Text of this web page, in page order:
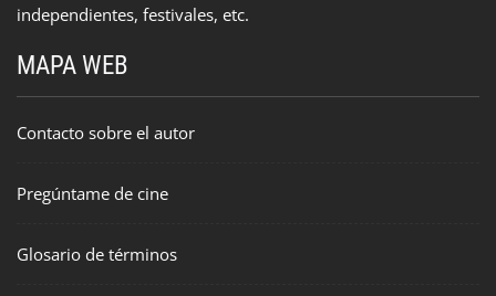
independientes, festivales, etc.
MAPA WEB
Contacto sobre el autor
Pregúntame de cine
Glosario de términos